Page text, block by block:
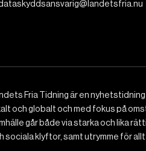
Fria Tidning är en
och globalt och med fokus på
går både via starka och lika
sociala klyftor, samt utrymme för